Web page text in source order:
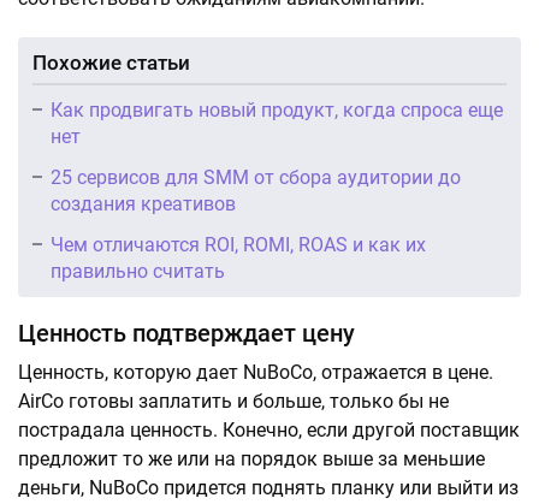
Похожие статьи
Как продвигать новый продукт, когда спроса еще
нет
25 сервисов для SMM от сбора аудитории до
создания креативов
Чем отличаются ROI, ROMI, ROAS и как их
правильно считать
Ценность подтверждает цену
Ценность, которую дает NuBoCo, отражается в цене.
AirCo готовы заплатить и больше, только бы не
пострадала ценность. Конечно, если другой поставщик
предложит то же или на порядок выше за меньшие
деньги, NuBoCo придется поднять планку или выйти из